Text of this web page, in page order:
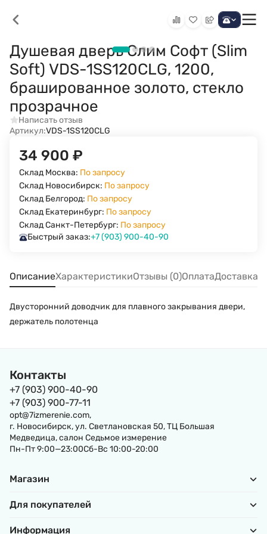
Душевая дверь Слим Софт (Slim
Soft) VDS-1SS120CLG, 1200,
брашированное золото, стекло
прозрачное
Написать отзыв
Артикул:VDS-1SS120CLG
34 900 ₽
Склад Москва: По запросу
Склад Новосибирск: По запросу
Склад Белгород: По запросу
Склад Екатеринбург: По запросу
Склад Санкт-Петербург: По запросу
Быстрый заказ:+7 (903) 900-40-90
ОписаниеХарактеристикиОтзывы (0)ОплатаДоставка
Двусторонний доводчик для плавного закрывания двери,
держатель полотенца
Контакты
+7 (903) 900-40-90
+7 (903) 900-77-11
opt@7izmerenie.com,
г. Новосибирск, ул. Светлановская 50, ТЦ Большая
Медведица, салон Седьмое измерение
Пн-Пт 9:00—23:00Сб-Вс 10:00-20:00
Магазин
Для покупателей
Информация